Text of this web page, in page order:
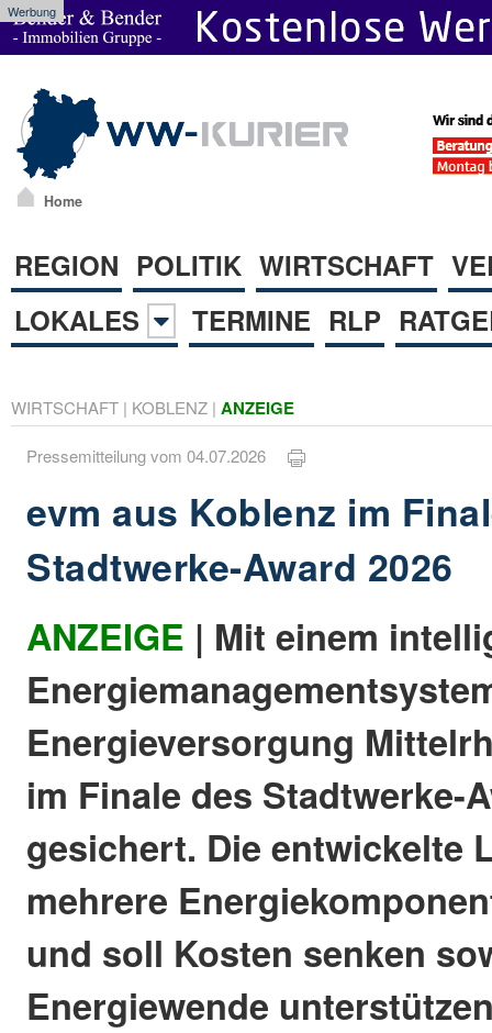
Werbung
Home
REGION POLITIK WIRTSCHAFT
LOKALES
TERMINE RLP
WIRTSCHAFT | KOBLENZ | ANZEIGE
Pressemitteilung vom 04.07.2026
evm aus Koblenz im
Stadtwerke-Award 2026
ANZEIGE | Mit einem
Energieversorgung
im Finale des Stadtwerke-
gesichert. Die entwickelte
mehrere
und soll Kosten senken
Energiewende